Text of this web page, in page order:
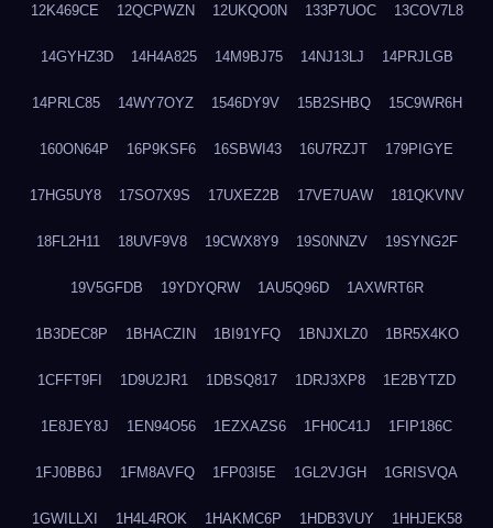
12K469CE 12QCPWZN 12UKQO0N 133P7UOC 13COV7L8
14GYHZ3D 14H4A825 14M9BJ75 14NJ13LJ 14PRJLGB
14PRLC85 14WY7OYZ 1546DY9V 15B2SHBQ 15C9WR6H
160ON64P 16P9KSF6 16SBWI43 16U7RZJT 179PIGYE
17HG5UY8 17SO7X9S 17UXEZ2B 17VE7UAW 181QKVNV
18FL2H11 18UVF9V8 19CWX8Y9 19S0NNZV 19SYNG2F
19V5GFDB 19YDYQRW 1AU5Q96D 1AXWRT6R
1B3DEC8P 1BHACZIN 1BI91YFQ 1BNJXLZ0 1BR5X4KO
1CFFT9FI 1D9U2JR1 1DBSQ817 1DRJ3XP8 1E2BYTZD
1E8JEY8J 1EN94O56 1EZXAZS6 1FH0C41J 1FIP186C
1FJ0BB6J 1FM8AVFQ 1FP03I5E 1GL2VJGH 1GRISVQA
1GWILLXI 1H4L4ROK 1HAKMC6P 1HDB3VUY 1HHJEK58